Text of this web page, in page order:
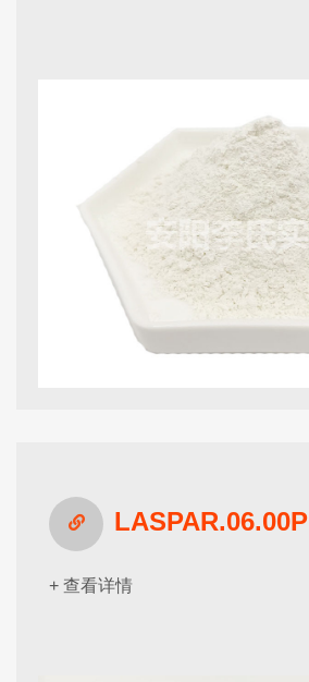
LASPAR.06.00P
+ 查看详情